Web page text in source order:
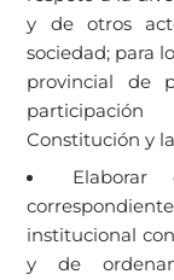
y de otros
sociedad; para
provincial de
Constitución y
institucional
y de